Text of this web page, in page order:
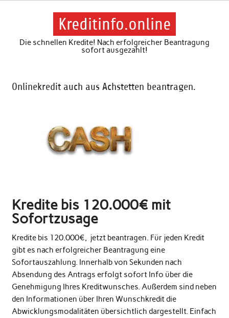
Skip
Kreditinfo.online
Die schnellen Kredite! Nach erfolgreicher Beantragung
sofort ausgezahlt!
Onlinekredit auch aus Achstetten beantragen.
Kredite bis 120.000€ mit
Sofortzusage
Kredite bis 120.000€, jetzt beantragen. Für jeden Kredit
gibt es nach erfolgreicher Beantragung eine
Sofortauszahlung. Innerhalb von Sekunden nach
Absendung des Antrags erfolgt sofort Info über die
Genehmigung Ihres Kreditwunsches. Außerdem sind neben
den Informationen über Ihren Wunschkredit die
Abwicklungsmodalitäten übersichtlich dargestellt. Einfach